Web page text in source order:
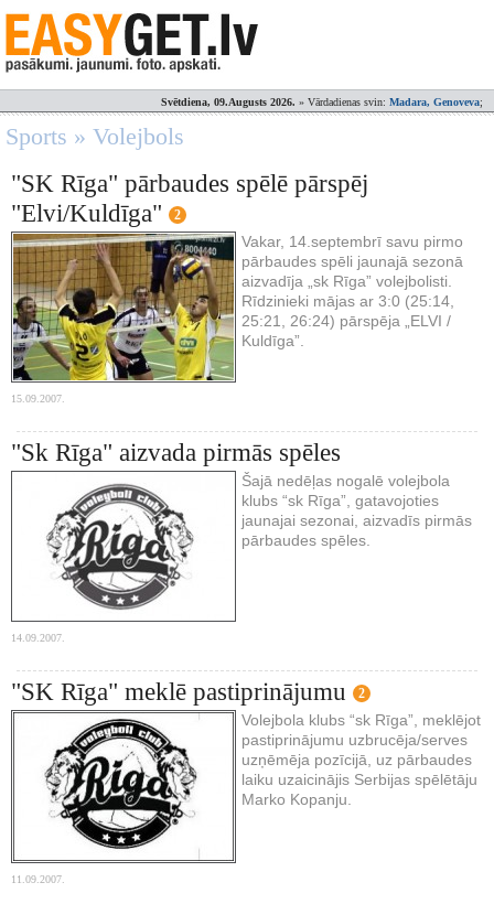
Svētdiena, 09.Augusts 2026. » Vārdadienas svin: Madara, Genoveva;
Sports » Volejbols
"SK Rīga" pārbaudes spēlē pārspēj
"Elvi/Kuldīga"
2
Vakar, 14.septembrī savu pirmo
pārbaudes spēli jaunajā sezonā
aizvadīja „sk Rīga” volejbolisti.
Rīdzinieki mājas ar 3:0 (25:14,
25:21, 26:24) pārspēja „ELVI /
Kuldīga”.
15.09.2007.
"Sk Rīga" aizvada pirmās spēles
Šajā nedēļas nogalē volejbola
klubs “sk Rīga”, gatavojoties
jaunajai sezonai, aizvadīs pirmās
pārbaudes spēles.
14.09.2007.
"SK Rīga" meklē pastiprinājumu 2
Volejbola klubs “sk Rīga”, meklējot
pastiprinājumu uzbrucēja/serves
uzņēmēja pozīcijā, uz pārbaudes
laiku uzaicinājis Serbijas spēlētāju
Marko Kopanju.
11.09.2007.